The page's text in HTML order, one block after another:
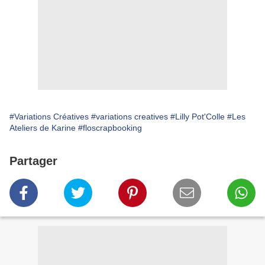
#Variations Créatives #variations creatives #Lilly Pot'Colle #Les
Ateliers de Karine #floscrapbooking
Partager